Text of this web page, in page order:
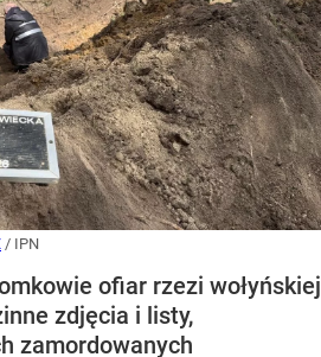
/ IPN
ofiar rzezi wołyńskiej
zdjęcia i listy,
zamordowanych